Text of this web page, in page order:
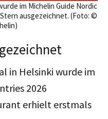
im Michelin Guide Nordic
ausgezeichnet. (Foto: ©
in Helsinki wurde im
2026
erhielt erstmals